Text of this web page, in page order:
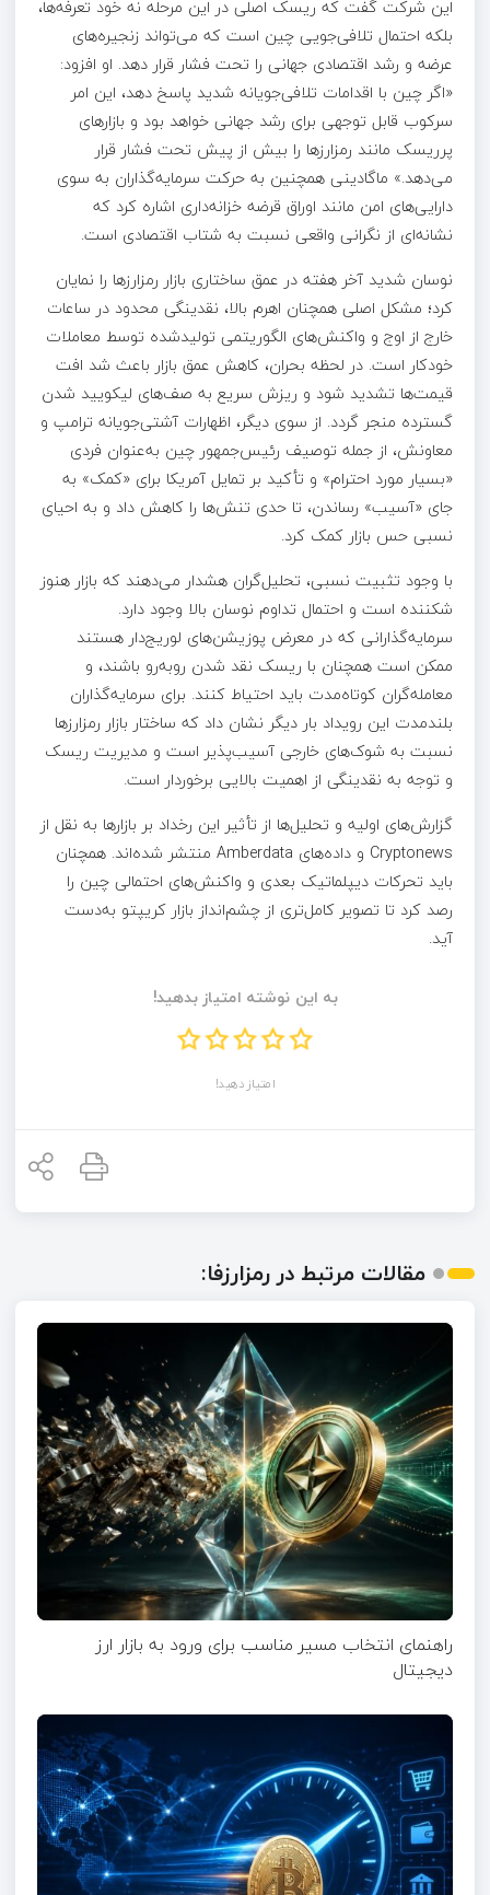
این شرکت گفت که ریسک اصلی در این مرحله نه خود تعرفه‌ها،
بلکه احتمال تلافی‌جویی چین است که می‌تواند زنجیره‌های
عرضه و رشد اقتصادی جهانی را تحت فشار قرار دهد. او افزود:
«اگر چین با اقدامات تلافی‌جویانه شدید پاسخ دهد، این امر
سرکوب قابل توجهی برای رشد جهانی خواهد بود و بازارهای
پرریسک مانند رمزارزها را بیش از پیش تحت فشار قرار
می‌دهد.» ماگادینی همچنین به حرکت سرمایه‌گذاران به سوی
دارایی‌های امن مانند اوراق قرضه خزانه‌داری اشاره کرد که
نشانه‌ای از نگرانی واقعی نسبت به شتاب اقتصادی است.
نوسان شدید آخر هفته در عمق ساختاری بازار رمزارزها را نمایان
کرد؛ مشکل اصلی همچنان اهرم بالا، نقدینگی محدود در ساعات
خارج از اوج و واکنش‌های الگوریتمی تولیدشده توسط معاملات
خودکار است. در لحظه بحران، کاهش عمق بازار باعث شد افت
قیمت‌ها تشدید شود و ریزش سریع به صف‌های لیکویید شدن
گسترده منجر گردد. از سوی دیگر، اظهارات آشتی‌جویانه ترامپ و
معاونش، از جمله توصیف رئیس‌جمهور چین به‌عنوان فردی
«بسیار مورد احترام» و تأکید بر تمایل آمریکا برای «کمک» به
جای «آسیب» رساندن، تا حدی تنش‌ها را کاهش داد و به احیای
نسبی حس بازار کمک کرد.
با وجود تثبیت نسبی، تحلیل‌گران هشدار می‌دهند که بازار هنوز
شکننده است و احتمال تداوم نوسان بالا وجود دارد.
سرمایه‌گذارانی که در معرض پوزیشن‌های لوریج‌دار هستند
ممکن است همچنان با ریسک نقد شدن روبه‌رو باشند، و
معامله‌گران کوتاه‌مدت باید احتیاط کنند. برای سرمایه‌گذاران
بلندمدت این رویداد بار دیگر نشان داد که ساختار بازار رمزارزها
نسبت به شوک‌های خارجی آسیب‌پذیر است و مدیریت ریسک
و توجه به نقدینگی از اهمیت بالایی برخوردار است.
گزارش‌های اولیه و تحلیل‌ها از تأثیر این رخداد بر بازارها به نقل از
Cryptonews و داده‌های Amberdata منتشر شده‌اند. همچنان
باید تحرکات دیپلماتیک بعدی و واکنش‌های احتمالی چین را
رصد کرد تا تصویر کامل‌تری از چشم‌انداز بازار کریپتو به‌دست
آید.
به این نوشته امتیاز بدهید!
امتیاز دهید!
مقالات مرتبط در رمزارزفا:
راهنمای انتخاب مسیر مناسب برای ورود به بازار ارز
دیجیتال